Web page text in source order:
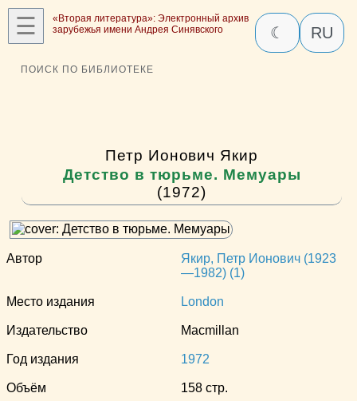
☰
«Вторая литература»: Электронный архив
зарубежья имени Андрея Синявского
☾ RU
ПОИСК ПО БИБЛИОТЕКЕ
Петр Ионович Якир
Детство в тюрьме. Мемуары
(1972)
Автор
Якир, Петр Ионович (1923
—1982) (1)
Место издания London
Издательство Macmillan
Год издания 1972
Объём 158 стр.